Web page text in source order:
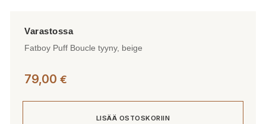
Fatboy Puff Boucle tyyny, beige
79,00 €
LISÄÄ OSTOSKORIIN